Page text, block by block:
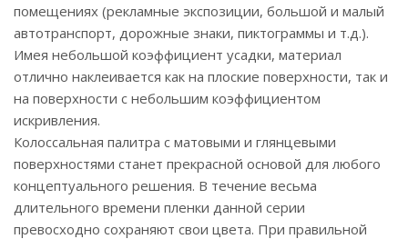
помещениях (рекламные экспозиции, большой и малый
автотранспорт, дорожные знаки, пиктограммы и т.д.).
Имея небольшой коэффициент усадки, материал
отлично наклеивается как на плоские поверхности, так и
на поверхности с небольшим коэффициентом
искривления.
Колоссальная палитра с матовыми и глянцевыми
поверхностями станет прекрасной основой для любого
концептуального решения. В течение весьма
длительного времени пленки данной серии
превосходно сохраняют свои цвета. При правильной